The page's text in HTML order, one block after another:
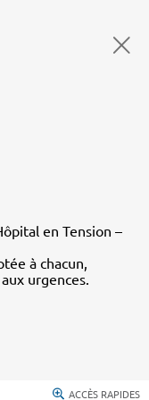
en Tension –
à chacun,
urgences.
ACCÈS RAPIDES